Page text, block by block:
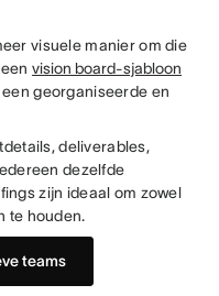
visuele manier om die
eenvision board-sjabloon
georganiseerde en
deliverables,
dezelfde
zijn ideaal om zowel
te houden.
teams